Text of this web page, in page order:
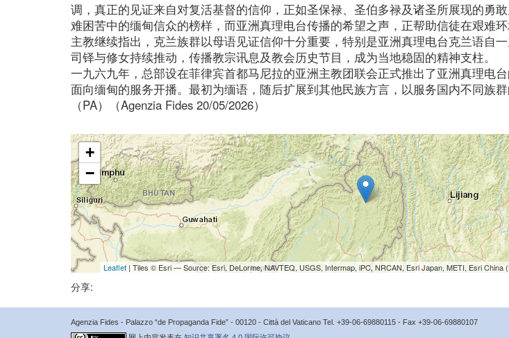
调，真正的见证来自对复活基督的信仰，正如圣保禄、圣伯多禄及诸圣所展现的勇
难困苦中的缅甸信众的榜样，而亚洲真理电台传播的希望之声，正帮助信徒在艰难环
主教继续指出，克兰族群以母语见证信仰十分重要，特别是亚洲真理电台克兰语自
司铎与修女持续推动，传播教宗讯息及教会历史节目，成为当地稳固的精神支柱。
一九六九年，总部设在菲律宾首都马尼拉的亚洲主教团联会正式推出了亚洲真理电
面向缅甸的服务开播。最初为缅语，随后扩展到其他民族方言，以服务国内不同族群
（PA）（Agenzia Fides 20/05/2026）
+
−
Leaflet| Tiles © Esri — Source: Esri, DeLorme, NAVTEQ, USGS, Intermap, iPC, NRCAN, Esri Japan, METI, Esri China
分享:
Agenzia Fides - Palazzo “de Propaganda Fide” - 00120 - Città del Vaticano Tel. +39-06-69880115 - Fax +39-06-69880107